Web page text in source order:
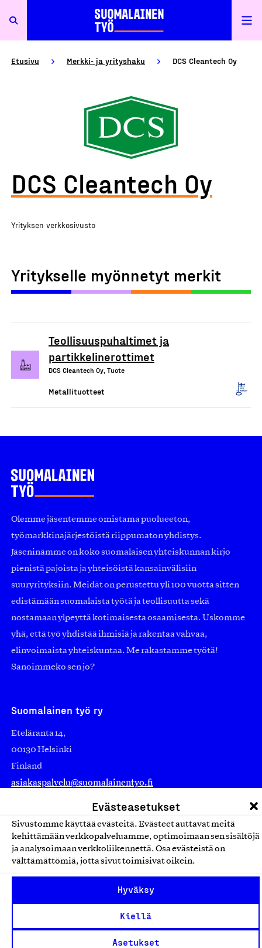
Evästeasetukset
Sivustomme käyttää evästeitä. Evästeet auttavat meitä
kehittämään verkkopalveluamme, optimoimaan sen sisältöjä
ja analysoimaan verkkoliikennettä. Osa evästeistä on
välttämättömiä, jotta sivut toimisivat oikein.
Hyväksy
Kiellä
Asetukset
Etusivu Merkki- ja yrityshaku DCS Cleantech Oy
DCS Cleantech Oy
Yrityksen verkkosivusto
Yritykselle myönnetyt merkit
Teollisuuspuhaltimet ja
partikkelinerottimet
DCS Cleantech Oy, Tuote
Metallituotteet
Olemme jäsentemme omistama puolueeton,
työmarkkinajärjestöistä riippumaton yhdistys.
Jäseninämme on koko suomalaisen yhteiskunnan kirjo
pienistä pajoista ja yhteisöistä kansainvälisiin
suuryrityksiin. Meidät on perustettu yli 100 vuotta sitten
edistämään suomalaista työtä ja teollisuutta sekä
nostamaan ylpeyttä kotimaisesta osaamisesta. Uskomme
yhä, että työ yhdistää ihmisiä ja rakentaa vahvaa,
elinvoimaista yhteiskuntaa. Me rakastamme työtä!
Sanoimmeko sen jo?
Suomalainen työ ry
Eteläranta 14,
00130 Helsinki
Finland
asiakaspalvelu@suomalainentyo.fi
Avainlippu